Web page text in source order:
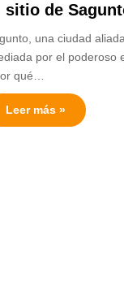
sitio de
una ciudad
por el poderoso
qué…
Leer más »